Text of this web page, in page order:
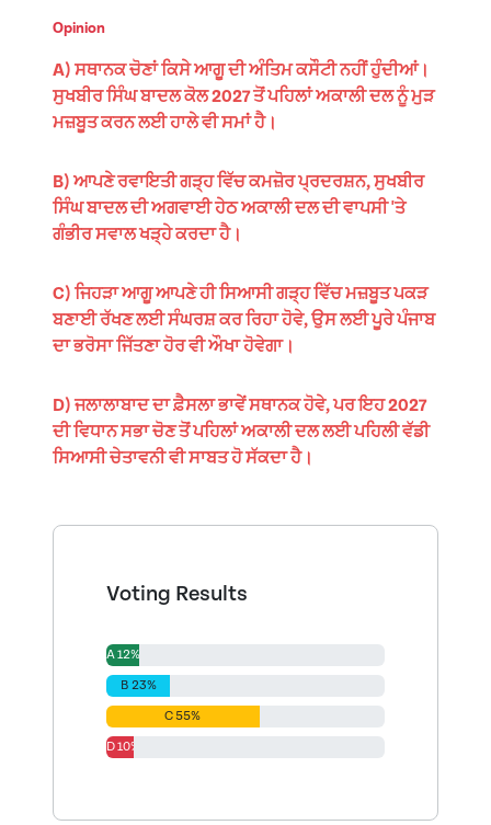
Opinion
A) ਸਥਾਨਕ ਚੋਣਾਂ ਕਿਸੇ ਆਗੂ ਦੀ ਅੰਤਿਮ ਕਸੌਟੀ ਨਹੀਂ ਹੁੰਦੀਆਂ।
ਸੁਖਬੀਰ ਸਿੰਘ ਬਾਦਲ ਕੋਲ 2027 ਤੋਂ ਪਹਿਲਾਂ ਅਕਾਲੀ ਦਲ ਨੂੰ ਮੁੜ
ਮਜ਼ਬੂਤ ਕਰਨ ਲਈ ਹਾਲੇ ਵੀ ਸਮਾਂ ਹੈ।
B) ਆਪਣੇ ਰਵਾਇਤੀ ਗੜ੍ਹ ਵਿੱਚ ਕਮਜ਼ੋਰ ਪ੍ਰਦਰਸ਼ਨ, ਸੁਖਬੀਰ
ਸਿੰਘ ਬਾਦਲ ਦੀ ਅਗਵਾਈ ਹੇਠ ਅਕਾਲੀ ਦਲ ਦੀ ਵਾਪਸੀ 'ਤੇ
ਗੰਭੀਰ ਸਵਾਲ ਖੜ੍ਹੇ ਕਰਦਾ ਹੈ।
C) ਜਿਹੜਾ ਆਗੂ ਆਪਣੇ ਹੀ ਸਿਆਸੀ ਗੜ੍ਹ ਵਿੱਚ ਮਜ਼ਬੂਤ ਪਕੜ
ਬਣਾਈ ਰੱਖਣ ਲਈ ਸੰਘਰਸ਼ ਕਰ ਰਿਹਾ ਹੋਵੇ, ਉਸ ਲਈ ਪੂਰੇ ਪੰਜਾਬ
ਦਾ ਭਰੋਸਾ ਜਿੱਤਣਾ ਹੋਰ ਵੀ ਔਖਾ ਹੋਵੇਗਾ।
D) ਜਲਾਲਾਬਾਦ ਦਾ ਫ਼ੈਸਲਾ ਭਾਵੇਂ ਸਥਾਨਕ ਹੋਵੇ, ਪਰ ਇਹ 2027
ਦੀ ਵਿਧਾਨ ਸਭਾ ਚੋਣ ਤੋਂ ਪਹਿਲਾਂ ਅਕਾਲੀ ਦਲ ਲਈ ਪਹਿਲੀ ਵੱਡੀ
ਸਿਆਸੀ ਚੇਤਾਵਨੀ ਵੀ ਸਾਬਤ ਹੋ ਸੱਕਦਾ ਹੈ।
Voting Results
A 12%
B 23%
C 55%
D 10%